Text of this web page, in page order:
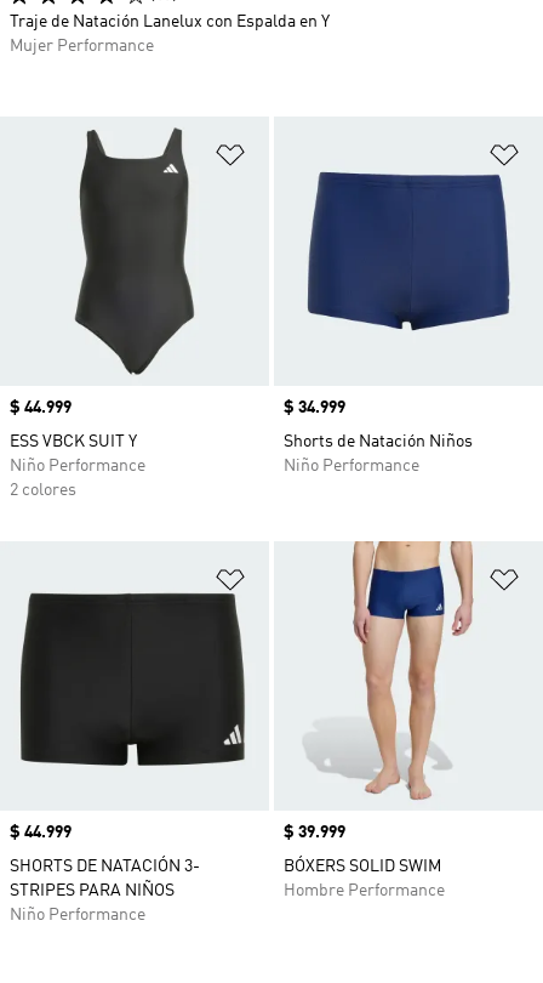
Precio
$ 44.999
ESS VBCK SUIT Y
Niño Performance
2 colores
Precio
$ 34.999
Shorts de Natación Niños
Niño Performance
Añadir a la lista de deseos
Precio
$ 44.999
SHORTS DE NATACIÓN 3-
STRIPES PARA NIÑOS
Niño Performance
Precio
$ 39.999
BÓXERS SOLID SWIM
Hombre Performance
Traje de Natación Lanelux con Espalda en Y
Mujer Performance